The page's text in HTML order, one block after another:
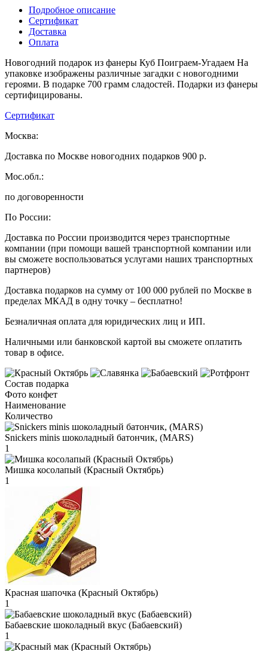
Подробное описание
Сертификат
Доставка
Оплата
Новогодний подарок из фанеры Куб Поиграем-Угадаем На
упаковке изображены различные загадки с новогодними
героями. В подарке 700 грамм сладостей. Подарки из фанеры
сертифицированы.
Сертификат
Москва:
Доставка по Москве новогодних подарков 900 р.
Мос.обл.:
по договоренности
По России:
Доставка по России производится через транспортные
компании (при помощи вашей транспортной компании или
вы сможете воспользоваться услугами наших транспортных
партнеров)
Доставка подарков на сумму от 100 000 рублей по Москве в
пределах МКАД в одну точку – бесплатно!
Безналичная оплата для юридических лиц и ИП.
Наличными или банковской картой вы сможете оплатить
товар в офисе.
Состав подарка
Фото конфет
Наименование
Количество
Snickers minis шоколадный батончик, (MARS)
1
Мишка косолапый (Красный Октябрь)
1
Красная шапочка (Красный Октябрь)
1
Бабаевские шоколадный вкус (Бабаевский)
1